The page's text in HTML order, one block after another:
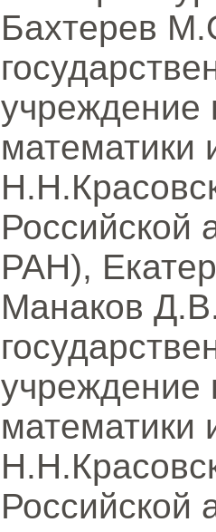
Бахтерев
учреждение
математики
РАН),
Манаков
учреждение
математики